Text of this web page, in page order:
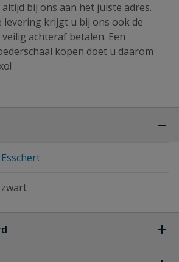
bij ons aan het juiste adres.
levering krijgt u bij ons ook de
achteraf betalen. Een
kopen doet u daarom
Esschert
zwart